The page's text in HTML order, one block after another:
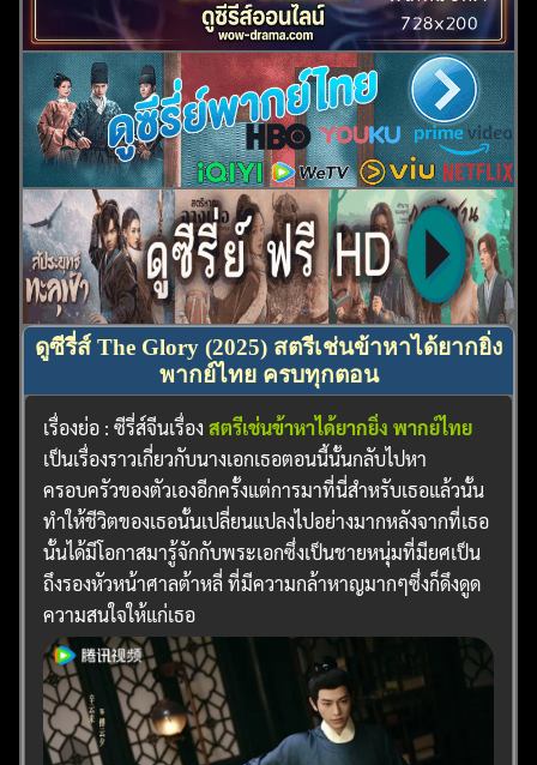
สำหรับ:
ดูซีรี่ส์ The Glory (2025) สตรีเช่นข้าหาได้ยากยิ่ง
พากย์ไทย ครบทุกตอน
เรื่องย่อ : ซีรี่ส์จีนเรื่องสตรีเช่นข้าหาได้ยากยิ่ง พากย์ไทย
เป็นเรื่องราวเกี่ยวกับนางเอกเธอตอนนี้นั้นกลับไปหา
ครอบครัวของตัวเองอีกครั้งแต่การมาที่นี่สำหรับเธอแล้วนั้น
ทำให้ชีวิตของเธอนั้นเปลี่ยนแปลงไปอย่างมากหลังจากที่เธอ
นั้นได้มีโอกาสมารู้จักกับพระเอกซึ่งเป็นชายหนุ่มที่มียศเป็น
ถึงรองหัวหน้าศาลต้าหลี่ ที่มีความกล้าหาญมากๆซึ่งก็ดึงดูด
ความสนใจให้แก่เธอ